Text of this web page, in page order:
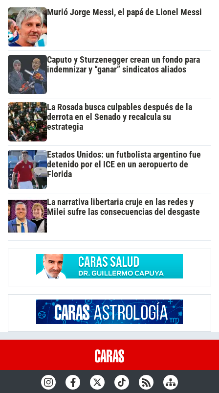
Murió Jorge Messi, el papá de Lionel Messi
Caputo y Sturzenegger crean un fondo para
indemnizar y “ganar” sindicatos aliados
La Rosada busca culpables después de la
derrota en el Senado y recalcula su
estrategia
Estados Unidos: un futbolista argentino fue
detenido por el ICE en un aeropuerto de
Florida
La narrativa libertaria cruje en las redes y
Milei sufre las consecuencias del desgaste